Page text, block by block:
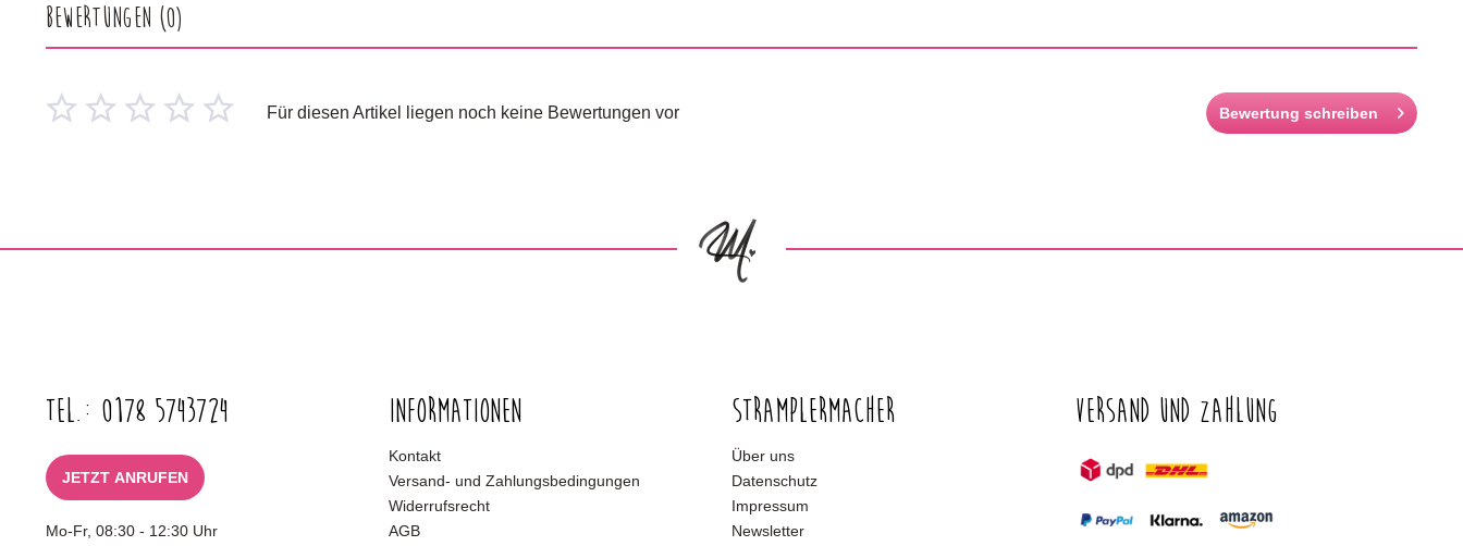
Bewertungen (0)
Für diesen Artikel liegen noch keine Bewertungen vor Bewertung schreiben
Tel.: 0178 5743724
JETZT ANRUFEN
Mo-Fr, 08:30 - 12:30 Uhr
Informationen
Kontakt
Versand- und Zahlungsbedingungen
Widerrufsrecht
AGB
Stramplermacher
Über uns
Datenschutz
Impressum
Newsletter
Versand und Zahlung